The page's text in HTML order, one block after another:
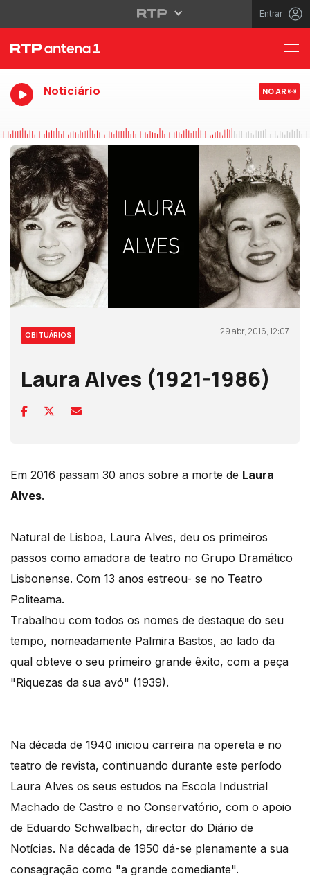
Entrar
Noticiário NO AR
OBITUÁRIOS 29 abr, 2016, 12:07
Laura Alves (1921-1986)
Em 2016 passam 30 anos sobre a morte de Laura
Alves.
Natural de Lisboa, Laura Alves, deu os primeiros
passos como amadora de teatro no Grupo Dramático
Lisbonense. Com 13 anos estreou- se no Teatro
Politeama.
Trabalhou com todos os nomes de destaque do seu
tempo, nomeadamente Palmira Bastos, ao lado da
qual obteve o seu primeiro grande êxito, com a peça
"Riquezas da sua avó" (1939).
Na década de 1940 iniciou carreira na opereta e no
teatro de revista, continuando durante este período
Laura Alves os seus estudos na Escola Industrial
Machado de Castro e no Conservatório, com o apoio
de Eduardo Schwalbach, director do Diário de
Notícias. Na década de 1950 dá-se plenamente a sua
consagração como "a grande comediante".